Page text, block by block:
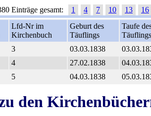
Einträge gesamt: 1 4 7 10 13
16
Lfd-Nr im
Kirchenbuch
Geburt des
Täuflings
Taufe
Täuflings
3 03.03.1838
4 27.02.1838
5 04.03.1838
den